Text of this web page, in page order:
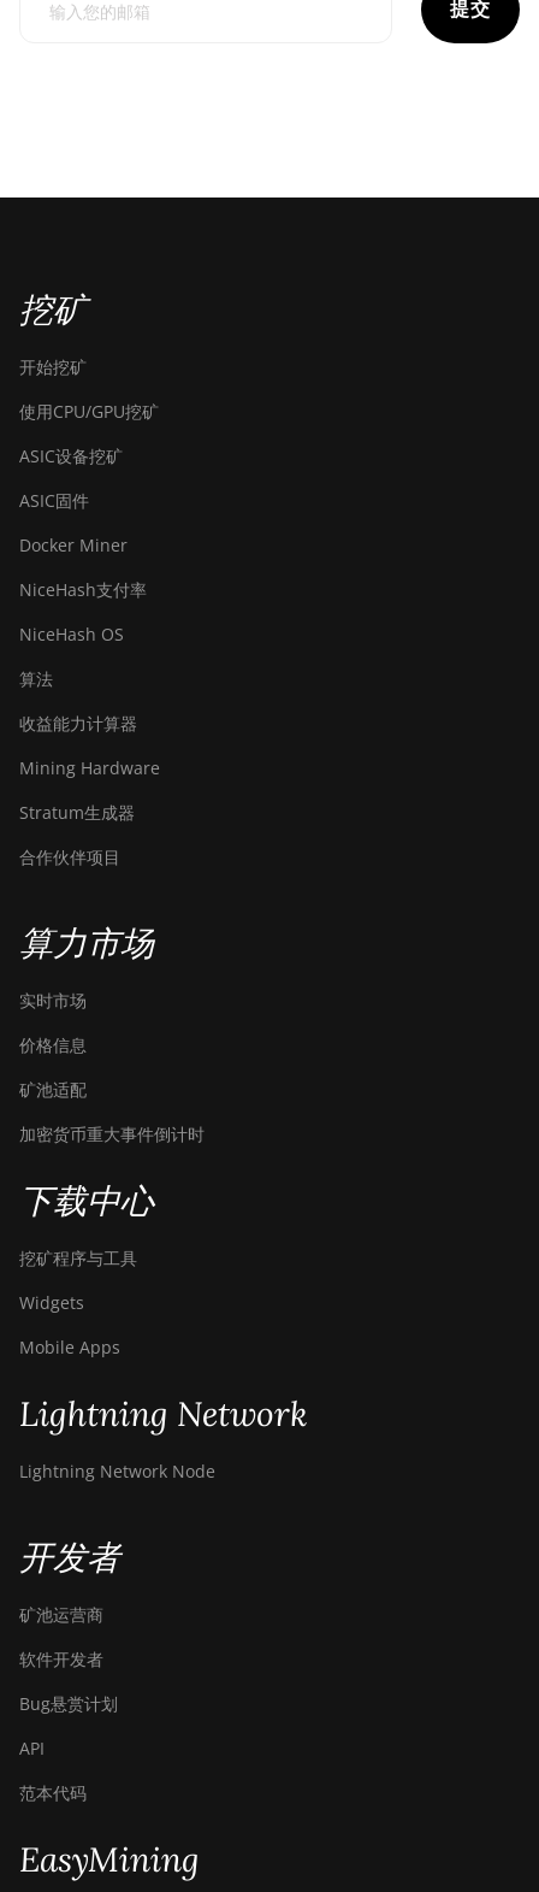
提交
挖矿
开始挖矿
使用CPU/GPU挖矿
ASIC设备挖矿
ASIC固件
Docker Miner
NiceHash支付率
NiceHash OS
算法
收益能力计算器
Mining Hardware
Stratum生成器
合作伙伴项目
算力市场
实时市场
价格信息
矿池适配
加密货币重大事件倒计时
下载中心
挖矿程序与工具
Widgets
Mobile Apps
Lightning Network
Lightning Network Node
开发者
矿池运营商
软件开发者
Bug悬赏计划
API
范本代码
EasyMining